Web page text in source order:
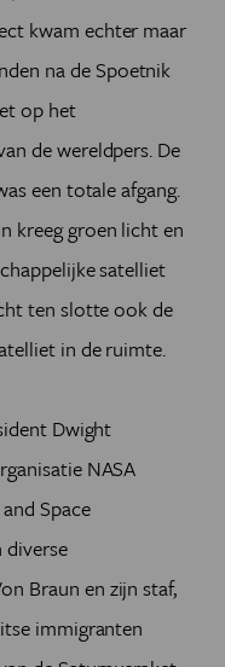
kwam echter maar
na de Spoetnik
op het
de wereldpers. De
een totale afgang.
kreeg groen licht en
satelliet
ten slotte ook de
in de ruimte.
Dwight
NASA
Space
diverse
Braun en zijn staf,
immigranten